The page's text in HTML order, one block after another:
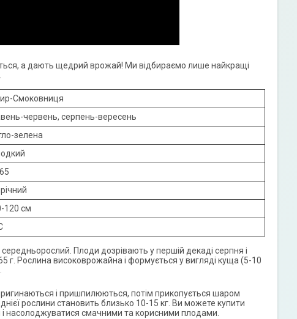
а дають щедрий врожай! Ми відбираємо лише найкращі
Смоковниця
червень, серпень-вересень
зелена
120 см
Плоди дозрівають у першій декаді серпня і
г. Рослина високоврожайна і формується у вигляді куща (5-10
і пришпилюються, потім прикопується шаром
рослини становить близько 10-15 кг. Ви можете купити
насолоджуватися смачними та корисними плодами.